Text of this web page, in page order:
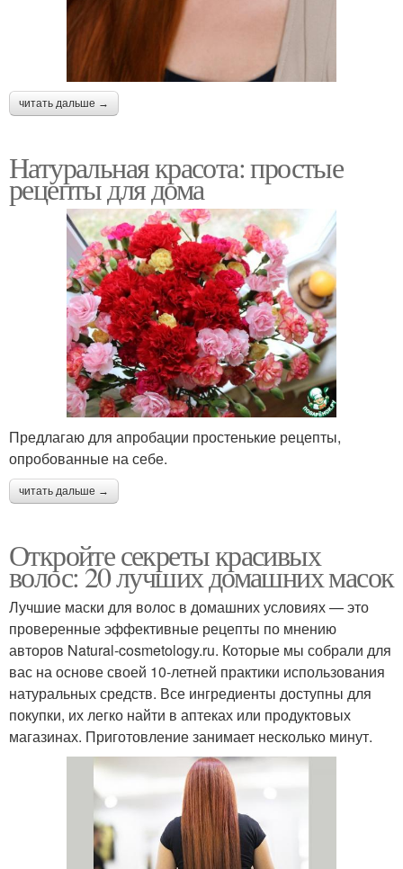
читать дальше →
Натуральная красота: простые
рецепты для дома
Предлагаю для апробации простенькие рецепты,
опробованные на себе.
читать дальше →
Откройте секреты красивых
волос: 20 лучших домашних масок
Лучшие маски для волос в домашних условиях — это
проверенные эффективные рецепты по мнению
авторов Natural-cosmetology.ru. Которые мы собрали для
вас на основе своей 10-летней практики использования
натуральных средств. Все ингредиенты доступны для
покупки, их легко найти в аптеках или продуктовых
магазинах. Приготовление занимает несколько минут.